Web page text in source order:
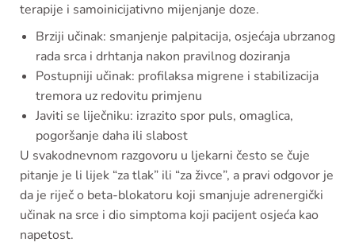
terapije i samoinicijativno mijenjanje doze.
Brziji učinak: smanjenje palpitacija, osjećaja ubrzanog
rada srca i drhtanja nakon pravilnog doziranja
Postupniji učinak: profilaksa migrene i stabilizacija
tremora uz redovitu primjenu
Javiti se liječniku: izrazito spor puls, omaglica,
pogoršanje daha ili slabost
U svakodnevnom razgovoru u ljekarni često se čuje
pitanje je li lijek “za tlak” ili “za živce”, a pravi odgovor je
da je riječ o beta-blokatoru koji smanjuje adrenergički
učinak na srce i dio simptoma koji pacijent osjeća kao
napetost.